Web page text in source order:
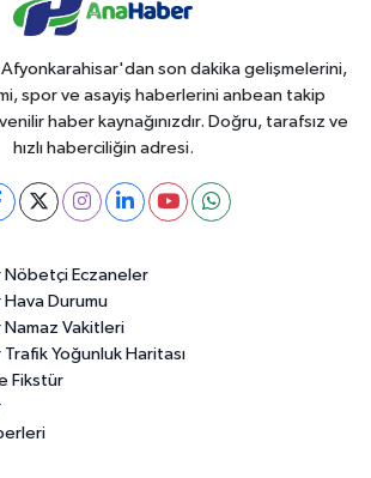
son dakika gelişmelerini,
spor ve asayiş haberlerini anbean takip
haber kaynağınızdır. Doğru, tarafsız ve
hızlı haberciliğin adresi.
Nöbetçi Eczaneler
Durumu
Vakitleri
Yoğunluk Haritası
Fikstür